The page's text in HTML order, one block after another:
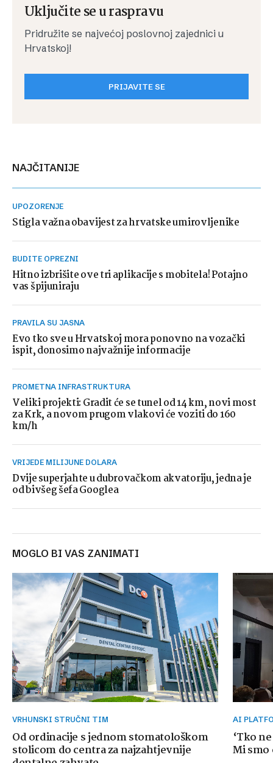
Uključite se u raspravu
Pridružite se najvećoj poslovnoj zajednici u
Hrvatskoj!
PRIJAVITE SE
NAJČITANIJE
UPOZORENJE
Stigla važna obavijest za hrvatske umirovljenike
BUDITE OPREZNI
Hitno izbrišite ove tri aplikacije s mobitela! Potajno
vas špijuniraju
PRAVILA SU JASNA
Evo tko sve u Hrvatskoj mora ponovno na vozački
ispit, donosimo najvažnije informacije
PROMETNA INFRASTRUKTURA
Veliki projekti: Gradit će se tunel od 14 km, novi most
za Krk, a novom prugom vlakovi će voziti do 160
km/h
VRIJEDE MILIJUNE DOLARA
Dvije superjahte u dubrovačkom akvatoriju, jedna je
od bivšeg šefa Googlea
MOGLO BI VAS ZANIMATI
VRHUNSKI STRUČNI TIM
Od ordinacije s jednom stomatološkom
stolicom do centra za najzahtjevnije
AI
‘Tko
Mi